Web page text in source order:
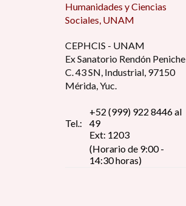
Humanidades y Ciencias
Sociales, UNAM
CEPHCIS - UNAM
Ex Sanatorio Rendón Peniche
C. 43 SN, Industrial, 97150
Mérida, Yuc.
Tel.:
+52 (999) 922 8446 al
49
Ext: 1203
(Horario de 9:00 -
14:30 horas)